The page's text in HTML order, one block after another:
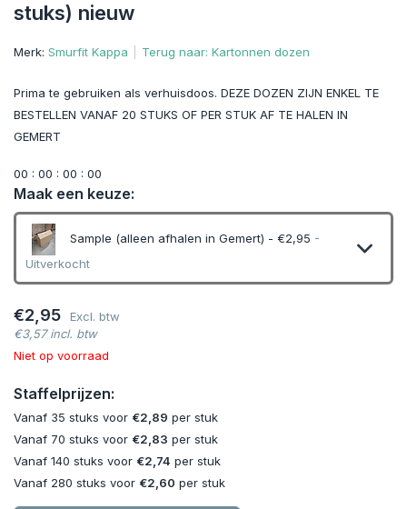
stuks) nieuw
Merk: Smurfit Kappa Terug naar: Kartonnen dozen
Prima te gebruiken als verhuisdoos. DEZE DOZEN ZIJN ENKEL TE
BESTELLEN VANAF 20 STUKS OF PER STUK AF TE HALEN IN
GEMERT
00 : 00 : 00 : 00
Maak een keuze:
Sample (alleen afhalen in Gemert) - €2,95 -
Uitverkocht
€2,95
Excl. btw
€3,57 incl. btw
Niet op voorraad
Staffelprijzen:
Vanaf 35 stuks voor €2,89 per stuk
Vanaf 70 stuks voor €2,83 per stuk
Vanaf 140 stuks voor €2,74 per stuk
Vanaf 280 stuks voor €2,60 per stuk